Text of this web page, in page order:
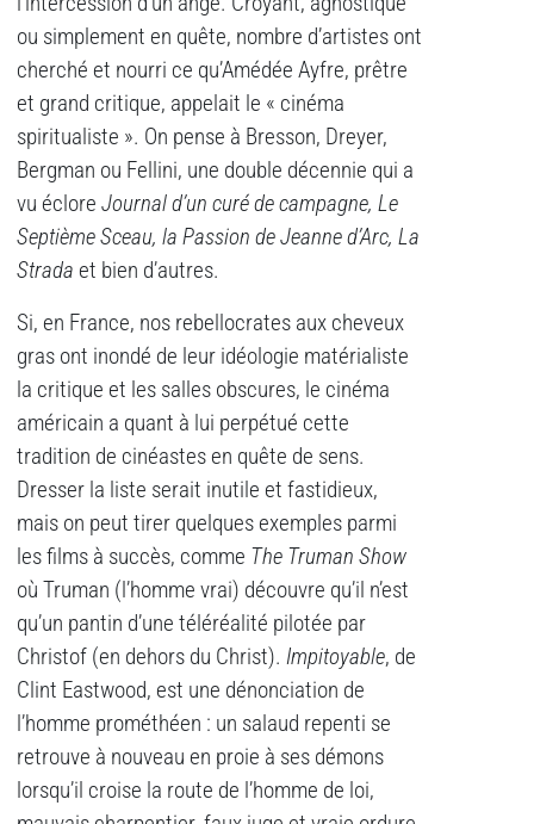
ou simplement en quête, nombre d’artistes ont
cherché et nourri ce qu’Amédée Ayfre, prêtre
et grand critique, appelait le « cinéma
spiritualiste ». On pense à Bresson, Dreyer,
Bergman ou Fellini, une double décennie qui a
vu éclore Journal d’un curé de campagne, Le
Septième Sceau, la Passion de Jeanne d’Arc, La
Strada et bien d’autres.
Si, en France, nos rebellocrates aux cheveux
gras ont inondé de leur idéologie matérialiste
la critique et les salles obscures, le cinéma
américain a quant à lui perpétué cette
tradition de cinéastes en quête de sens.
Dresser la liste serait inutile et fastidieux,
mais on peut tirer quelques exemples parmi
les films à succès, comme The Truman Show
où Truman (l’homme vrai) découvre qu’il n’est
qu’un pantin d’une téléréalité pilotée par
Christof (en dehors du Christ). Impitoyable, de
Clint Eastwood, est une dénonciation de
l’homme prométhéen : un salaud repenti se
retrouve à nouveau en proie à ses démons
lorsqu’il croise la route de l’homme de loi,